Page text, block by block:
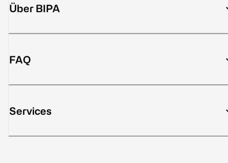
Über BIPA
FAQ
Services